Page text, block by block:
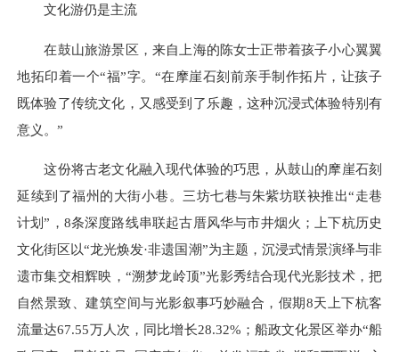
文化游仍是主流
在鼓山旅游景区，来自上海的陈女士正带着孩子小心翼翼
地拓印着一个“福”字。“在摩崖石刻前亲手制作拓片，让孩子
既体验了传统文化，又感受到了乐趣，这种沉浸式体验特别有
意义。”
这份将古老文化融入现代体验的巧思，从鼓山的摩崖石刻
延续到了福州的大街小巷。三坊七巷与朱紫坊联袂推出“走巷
计划”，8条深度路线串联起古厝风华与市井烟火；上下杭历史
文化街区以“龙光焕发·非遗国潮”为主题，沉浸式情景演绎与非
遗市集交相辉映，“溯梦龙岭顶”光影秀结合现代光影技术，把
自然景致、建筑空间与光影叙事巧妙融合，假期8天上下杭客
流量达67.55万人次，同比增长28.32%；船政文化景区举办“船